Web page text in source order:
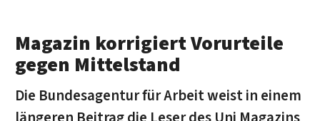
Magazin korrigiert Vorurteile
gegen Mittelstand
Die Bundesagentur für Arbeit weist in einem